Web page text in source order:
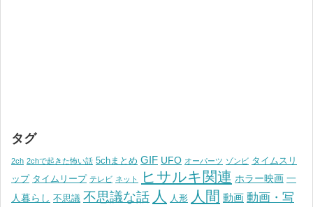
タグ
2ch 2chで起きた怖い話 5chまとめ GIF UFO オーパーツ ゾンビ タイムスリ
ップ タイムリープ テレビ ネット ヒサルキ関連 ホラー映画 一
人暮らし 不思議 不思議な話 人 人形 人間 動画 動画・写